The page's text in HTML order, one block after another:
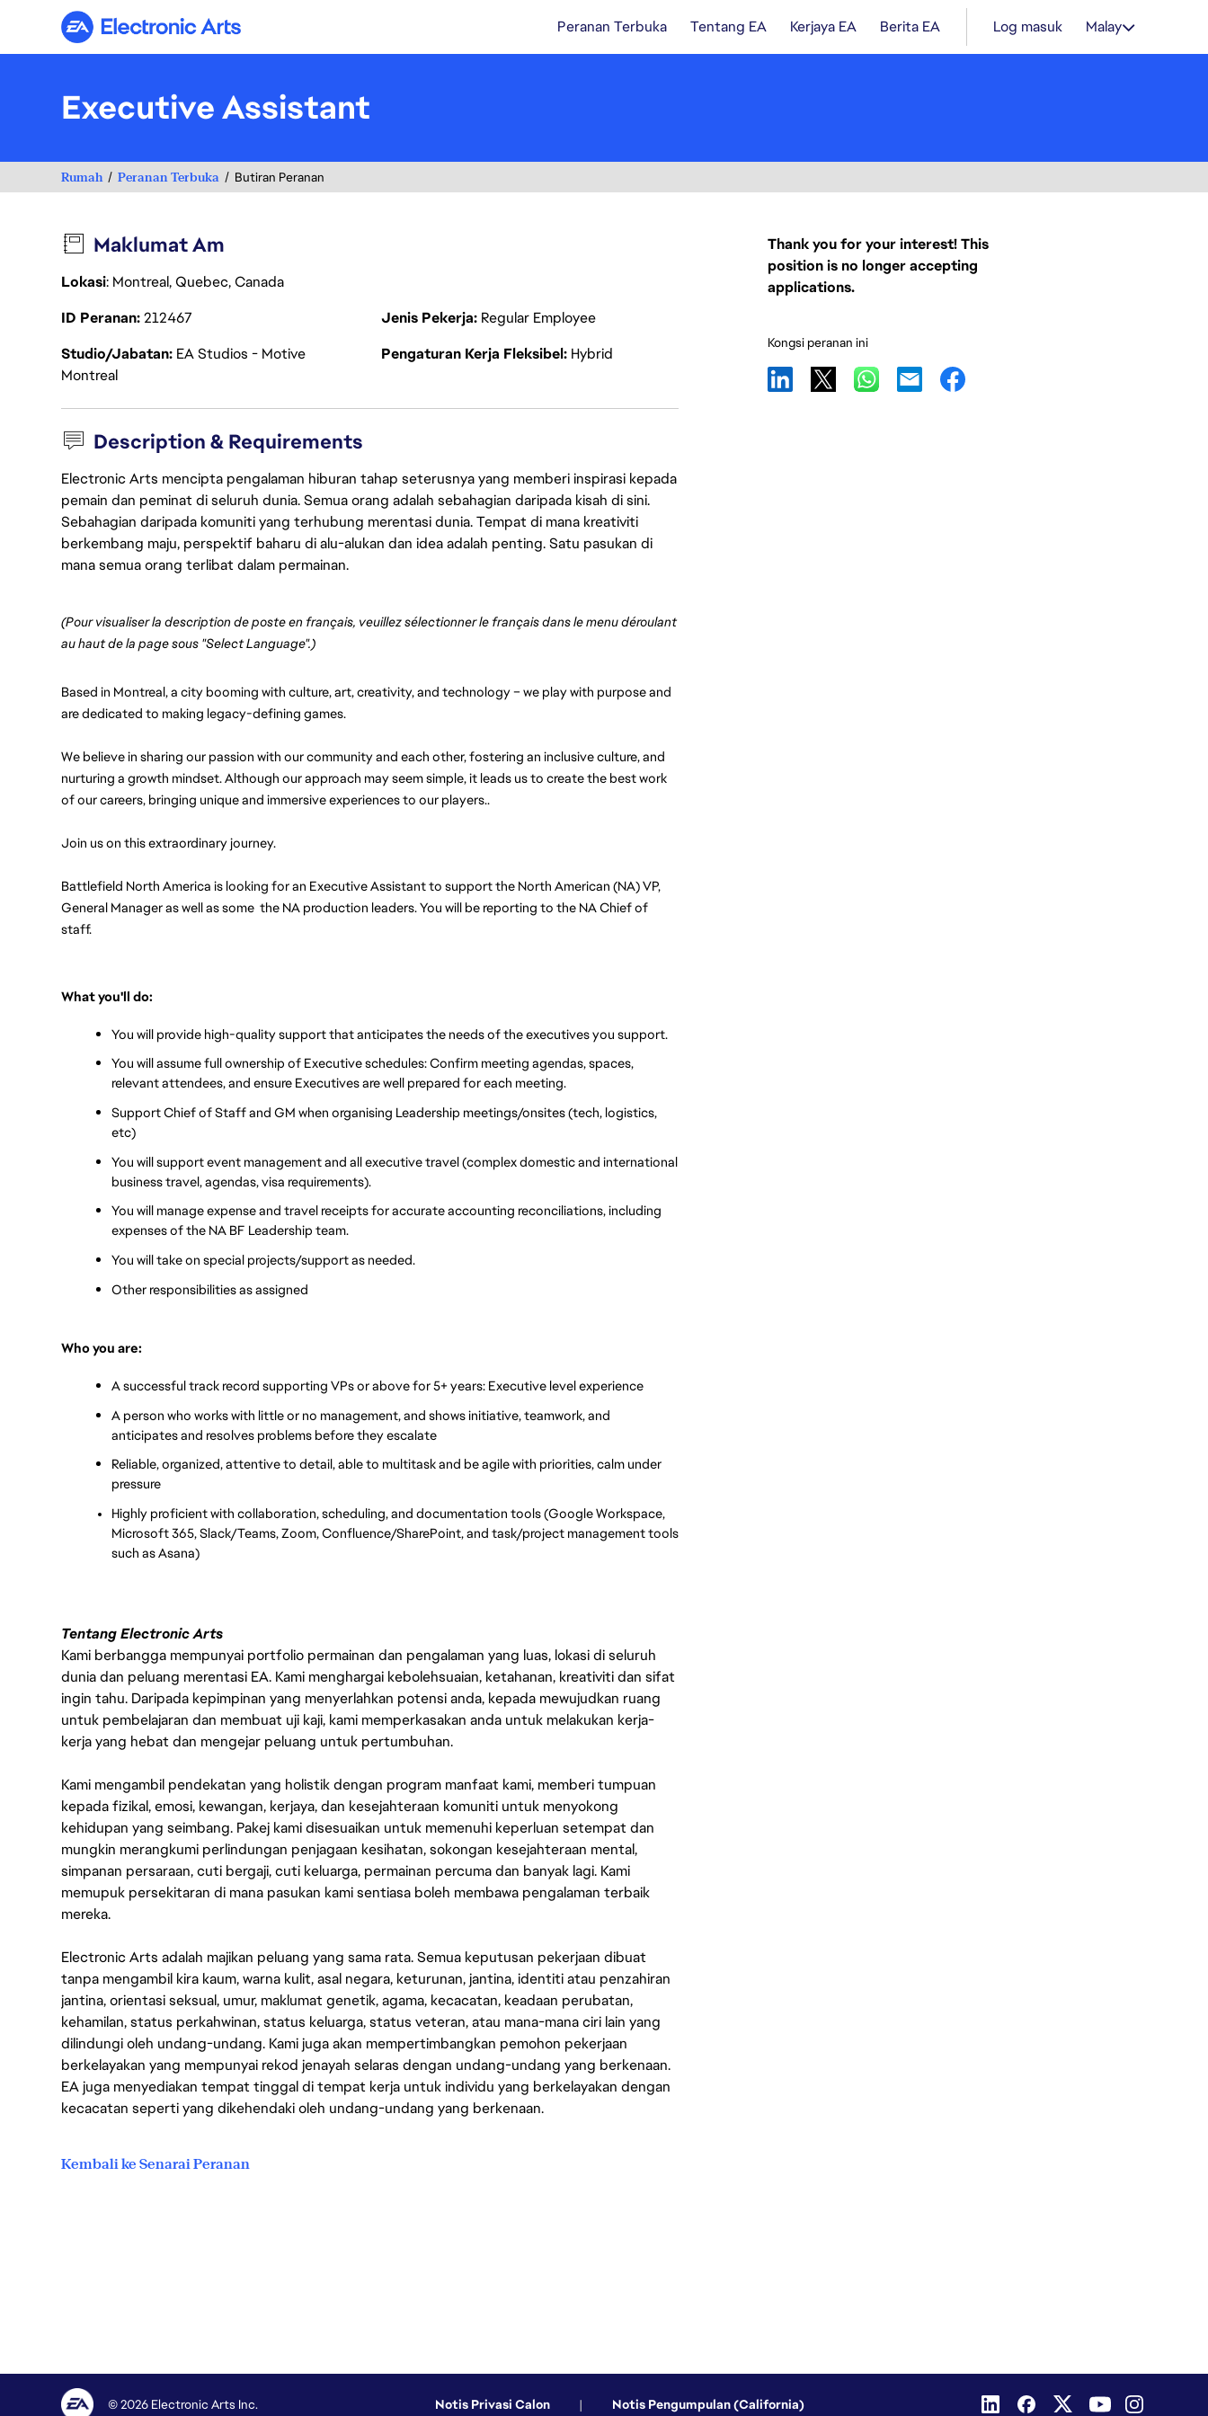
Electronic Arts Peranan Terbuka Tentang EA Kerjaya EA Berita EA Log masuk Malay
Executive Assistant
Rumah Peranan Terbuka Butiran Peranan
Maklumat Am
Lokasi: Montreal, Quebec, Canada
ID Peranan212467 Jenis Pekerja Regular Employee
Studio/Jabatan EA Studios - Motive
Montreal
Pengaturan Kerja Fleksibel Hybrid
Description & Requirements
Electronic Arts mencipta pengalaman hiburan tahap seterusnya yang memberi inspirasi kepada
pemain dan peminat di seluruh dunia. Semua orang adalah sebahagian daripada kisah di sini.
Sebahagian daripada komuniti yang terhubung merentasi dunia. Tempat di mana kreativiti
berkembang maju, perspektif baharu di alu-alukan dan idea adalah penting. Satu pasukan di
mana semua orang terlibat dalam permainan.
(Pour visualiser la description de poste en français, veuillez sélectionner le français dans le menu déroulant
au haut de la page sous "Select Language".)
Based in Montreal, a city booming with culture, art, creativity, and technology – we play with purpose and
are dedicated to making legacy-defining games.
We believe in sharing our passion with our community and each other, fostering an inclusive culture, and
nurturing a growth mindset. Although our approach may seem simple, it leads us to create the best work
of our careers, bringing unique and immersive experiences to our players..
Join us on this extraordinary journey.
Battlefield North America is looking for an Executive Assistant to support the North American (NA) VP,
General Manager as well as some  the NA production leaders. You will be reporting to the NA Chief of
staff.
What you'll do:
You will provide high-quality support that anticipates the needs of the executives you support.
You will assume full ownership of Executive schedules: Confirm meeting agendas, spaces,
relevant attendees, and ensure Executives are well prepared for each meeting.
Support Chief of Staff and GM when organising Leadership meetings/onsites (tech, logistics,
etc)
You will support event management and all executive travel (complex domestic and international
business travel, agendas, visa requirements).
You will manage expense and travel receipts for accurate accounting reconciliations, including
expenses of the NA BF Leadership team.
You will take on special projects/support as needed.
Other responsibilities as assigned
Who you are:
A successful track record supporting VPs or above for 5+ years: Executive level experience
A person who works with little or no management, and shows initiative, teamwork, and
anticipates and resolves problems before they escalate
Reliable, organized, attentive to detail, able to multitask and be agile with priorities, calm under
pressure
Highly proficient with collaboration, scheduling, and documentation tools (Google Workspace,
Microsoft 365, Slack/Teams, Zoom, Confluence/SharePoint, and task/project management tools
such as Asana)
Tentang Electronic Arts
Kami berbangga mempunyai portfolio permainan dan pengalaman yang luas, lokasi di seluruh
dunia dan peluang merentasi EA. Kami menghargai kebolehsuaian, ketahanan, kreativiti dan sifat
ingin tahu. Daripada kepimpinan yang menyerlahkan potensi anda, kepada mewujudkan ruang
untuk pembelajaran dan membuat uji kaji, kami memperkasakan anda untuk melakukan kerja-
kerja yang hebat dan mengejar peluang untuk pertumbuhan.
Kami mengambil pendekatan yang holistik dengan program manfaat kami, memberi tumpuan
kepada fizikal, emosi, kewangan, kerjaya, dan kesejahteraan komuniti untuk menyokong
kehidupan yang seimbang. Pakej kami disesuaikan untuk memenuhi keperluan setempat dan
mungkin merangkumi perlindungan penjagaan kesihatan, sokongan kesejahteraan mental,
simpanan persaraan, cuti bergaji, cuti keluarga, permainan percuma dan banyak lagi. Kami
memupuk persekitaran di mana pasukan kami sentiasa boleh membawa pengalaman terbaik
mereka.
Electronic Arts adalah majikan peluang yang sama rata. Semua keputusan pekerjaan dibuat
tanpa mengambil kira kaum, warna kulit, asal negara, keturunan, jantina, identiti atau penzahiran
jantina, orientasi seksual, umur, maklumat genetik, agama, kecacatan, keadaan perubatan,
kehamilan, status perkahwinan, status keluarga, status veteran, atau mana-mana ciri lain yang
dilindungi oleh undang-undang. Kami juga akan mempertimbangkan pemohon pekerjaan
berkelayakan yang mempunyai rekod jenayah selaras dengan undang-undang yang berkenaan.
EA juga menyediakan tempat tinggal di tempat kerja untuk individu yang berkelayakan dengan
kecacatan seperti yang dikehendaki oleh undang-undang yang berkenaan.
Kembali ke Senarai Peranan
Thank you for your interest! This
position is no longer accepting
applications.
Kongsi peranan ini
© 2026 Electronic Arts Inc. Notis Privasi Calon | Notis Pengumpulan (California)